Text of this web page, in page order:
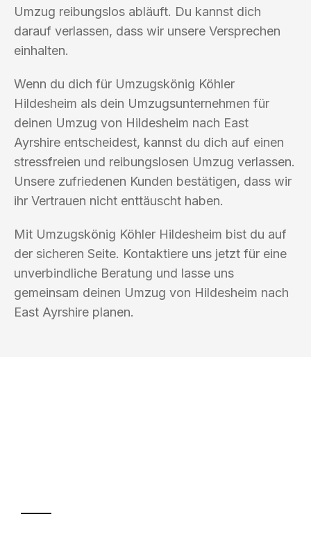
Umzug reibungslos abläuft. Du kannst dich
darauf verlassen, dass wir unsere Versprechen
einhalten.
Wenn du dich für Umzugskönig Köhler
Hildesheim als dein Umzugsunternehmen für
deinen Umzug von Hildesheim nach East
Ayrshire entscheidest, kannst du dich auf einen
stressfreien und reibungslosen Umzug verlassen.
Unsere zufriedenen Kunden bestätigen, dass wir
ihr Vertrauen nicht enttäuscht haben.
Mit Umzugskönig Köhler Hildesheim bist du auf
der sicheren Seite. Kontaktiere uns jetzt für eine
unverbindliche Beratung und lasse uns
gemeinsam deinen Umzug von Hildesheim nach
East Ayrshire planen.